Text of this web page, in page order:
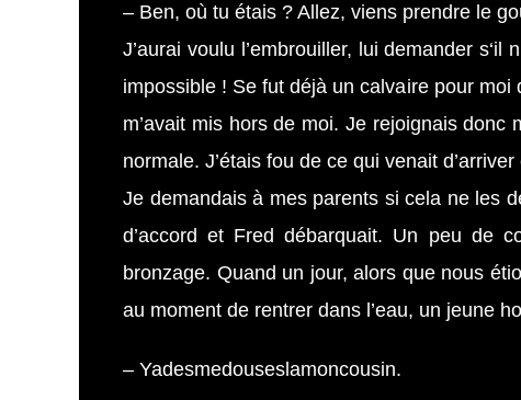
– Ben, où tu étais ? Allez, viens prendre le
J’aurai voulu l’embrouiller, lui demander
impossible ! Se fut déjà un calvaire pour moi
m’avait mis hors de moi. Je rejoignais
normale. J’étais fou de ce qui venait
Je demandais à mes parents si cela ne les
d’accord et Fred débarquait. Un peu de
bronzage. Quand un jour, alors que nous
au moment de rentrer dans l’eau, un jeune
– Yadesmedouseslamoncousin.